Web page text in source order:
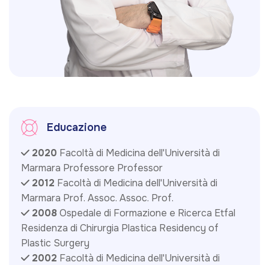
Educazione
2020 Facoltà di Medicina dell'Università di
Marmara Professore Professor
2012 Facoltà di Medicina dell'Università di
Marmara Prof. Assoc. Assoc. Prof.
2008Ospedale di Formazione e Ricerca Etfal
Residenza di Chirurgia Plastica Residency of
Plastic Surgery
2002 Facoltà di Medicina dell'Università di